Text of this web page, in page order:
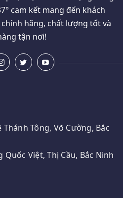
cam kết mang đến khách
hãng, chất lượng tốt và
tận nơi!
Thánh Tông, Võ Cường, Bắc
Quốc Việt, Thị Cầu, Bắc Ninh